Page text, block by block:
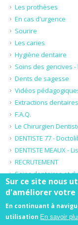
Les prothèses
En cas d'urgence
Sourire
Les caries
Hygiène dentaire
Soins des gencives
Dents de sagesse
Vidéos
Extractions
F.A.Q.
Le Chirurgien
DENTISTE 77 -
DENTISTE MEAUX -
RECRUTEMENT
Soins dentaires et
Honoraires-Mentions
cabinet
Sur ce site nous
d'améliorer
En continuant à
utilisation En savoir